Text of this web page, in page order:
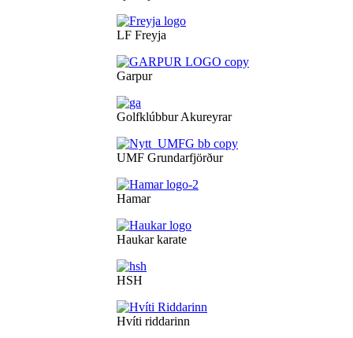
LF Freyja
Garpur
Golfklúbbur Akureyrar
UMF Grundarfjörður
Hamar
Haukar karate
HSH
Hvíti riddarinn